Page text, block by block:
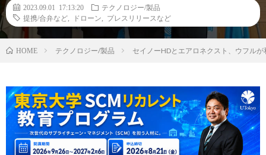
2023.09.01 17:13:20
テクノロジー/製品
提携/合弁など
ドローン プレスリリースなど
HOME テクノロジー/製品 セイノーHDとエアロネクスト、ウフル